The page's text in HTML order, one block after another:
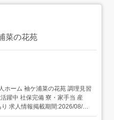
菜の花苑
ム 袖ケ浦菜の花苑 調理見習
06